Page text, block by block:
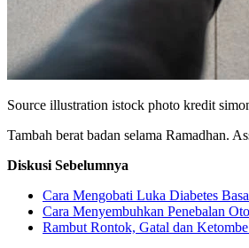
Source illustration istock photo kredit
Tambah berat badan selama Ramadhan.
Diskusi Sebelumnya
Cara Mengobati Luka Diabetes
Cara Menyembuhkan Penebalan
Rambut Rontok, Gatal dan